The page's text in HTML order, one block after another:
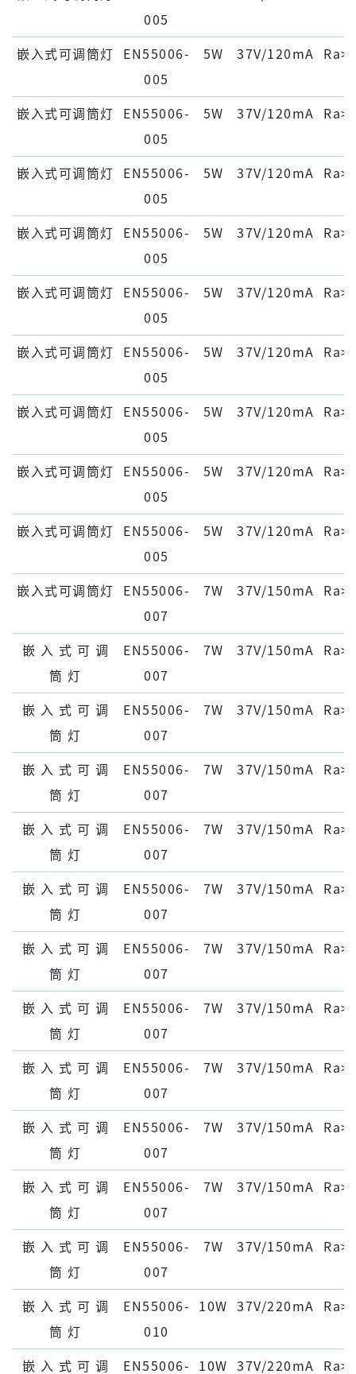
005
嵌入式可调筒灯
EN55006-
005
5W 37V/120mA
嵌入式可调筒灯
EN55006-
005
5W 37V/120mA
嵌入式可调筒灯
EN55006-
005
5W 37V/120mA
嵌入式可调筒灯
EN55006-
005
5W 37V/120mA
嵌入式可调筒灯
EN55006-
005
5W 37V/120mA
嵌入式可调筒灯
EN55006-
005
5W 37V/120mA
嵌入式可调筒灯
EN55006-
005
5W 37V/120mA
嵌入式可调筒灯
EN55006-
005
5W 37V/120mA
嵌入式可调筒灯
EN55006-
005
5W 37V/120mA
嵌入式可调筒灯
EN55006-
007
7W 37V/150mA
嵌 ⼊ 式 可 调
筒 灯
EN55006-
007
7W 37V/150mA
嵌 ⼊ 式 可 调
筒 灯
EN55006-
007
7W 37V/150mA
嵌 ⼊ 式 可 调
筒 灯
EN55006-
007
7W 37V/150mA
嵌 ⼊ 式 可 调
筒 灯
EN55006-
007
7W 37V/150mA
嵌 ⼊ 式 可 调
筒 灯
EN55006-
007
7W 37V/150mA
嵌 ⼊ 式 可 调
筒 灯
EN55006-
007
7W 37V/150mA
嵌 ⼊ 式 可 调
筒 灯
EN55006-
007
7W 37V/150mA
嵌 ⼊ 式 可 调
筒 灯
EN55006-
007
7W 37V/150mA
嵌 ⼊ 式 可 调
筒 灯
EN55006-
007
7W 37V/150mA
嵌 ⼊ 式 可 调
筒 灯
EN55006-
007
7W 37V/150mA
嵌 ⼊ 式 可 调
筒 灯
EN55006-
007
7W 37V/150mA
嵌 ⼊ 式 可 调
筒 灯
EN55006-
010
10W 37V/220mA
嵌 ⼊ 式 可 调
EN55006-
10W 37V/220mA